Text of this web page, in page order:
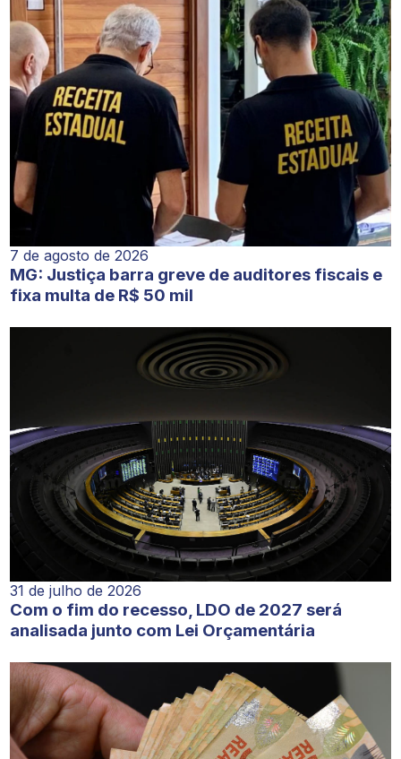
7 de agosto de 2026
MG: Justiça barra greve de auditores fiscais e
fixa multa de R$ 50 mil
31 de julho de 2026
Com o fim do recesso, LDO de 2027 será
analisada junto com Lei Orçamentária